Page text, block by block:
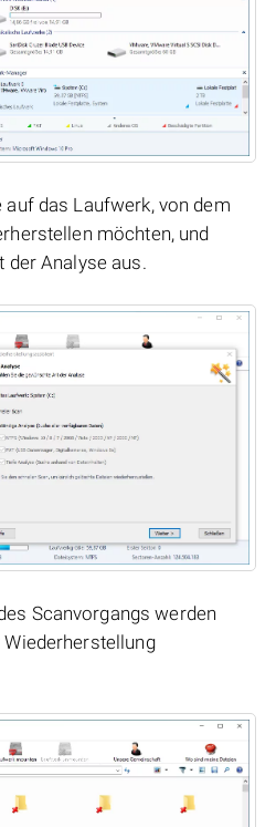
auf das Laufwerk, von dem
möchten, und
der Analyse aus.
Scanvorgangs werden
Wiederherstellung